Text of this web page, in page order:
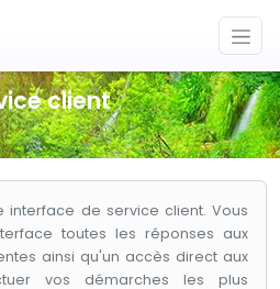
client
interface de service client. Vous
toutes les réponses aux
ainsi qu'un accès direct aux
vos démarches les plus